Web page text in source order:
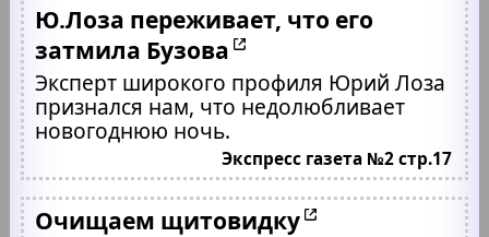
Ю.Лоза переживает, что его
затмила Бузова
Эксперт широкого профиля Юрий Лоза
признался нам, что недолюбливает
новогоднюю ночь.
Экспресс газета №2 стр.17
Очищаем щитовидку